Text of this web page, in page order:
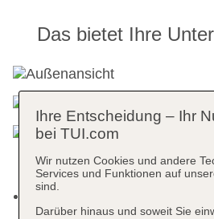
Das bietet Ihre
Ihre Entscheidung – Ihr
bei TUI.com
Wir nutzen Cookies und andere
Services und Funktionen auf
sind.
Darüber hinaus und soweit Sie